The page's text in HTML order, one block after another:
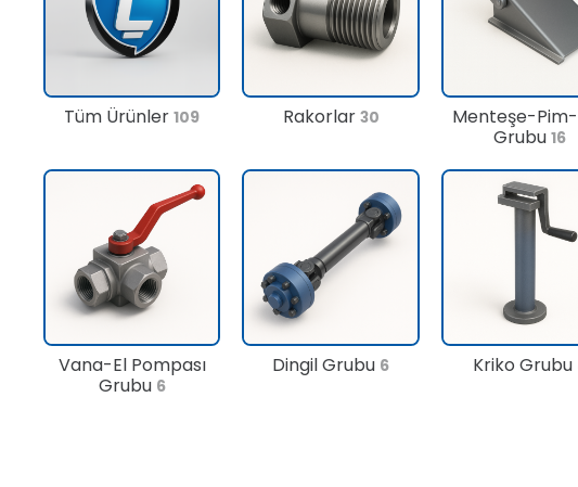
Tüm Ürünler109 Rakorlar 30
Menteşe-
Grubu16
Vana-El Pompası
Grubu 6
Dingil Grubu 6 Kriko Grubu